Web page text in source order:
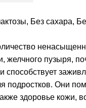
, Без сахара,
желчного пузыря,
способствует
подростков. Они
здоровье кожи,